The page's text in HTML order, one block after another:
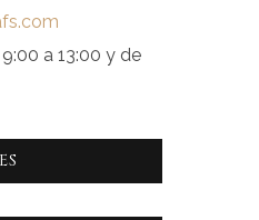
a 13:00 y de